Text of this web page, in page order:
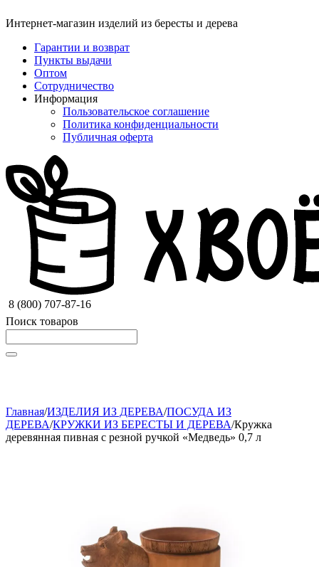
Интернет-магазин изделий из бересты и дерева
Гарантии и возврат
Пункты выдачи
Оптом
Сотрудничество
Информация
Пользовательское соглашение
Политика конфиденциальности
Публичная оферта
8 (800) 707-87-16
Поиск товаров
Главная/ИЗДЕЛИЯ ИЗ ДЕРЕВА/ПОСУДА ИЗ
ДЕРЕВА/КРУЖКИ ИЗ БЕРЕСТЫ И ДЕРЕВА/Кружка
деревянная пивная с резной ручкой «Медведь» 0,7 л